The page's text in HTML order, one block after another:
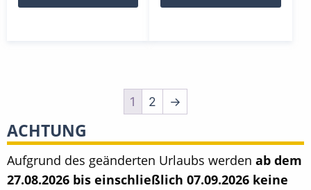
1 2 →
ACHTUNG
Aufgrund des geänderten Urlaubs werden ab dem
27.08.2026 bis einschließlich 07.09.2026 keine